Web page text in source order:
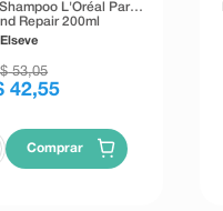
L'Oréal Paris
Repair 200ml
Elseve
53,05
42,55
Comprar